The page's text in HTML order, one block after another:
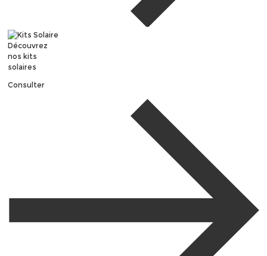
Découvrez
nos kits
solaires
Consulter